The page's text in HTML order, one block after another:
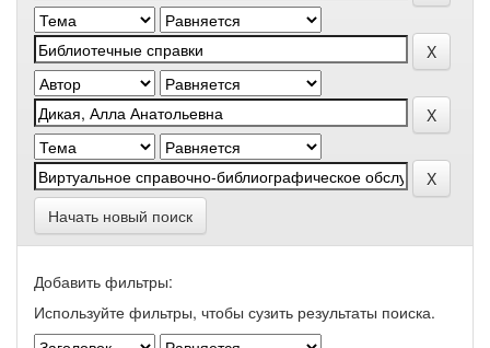
Начать новый поиск
Добавить фильтры:
Используйте фильтры, чтобы сузить результаты поиска.